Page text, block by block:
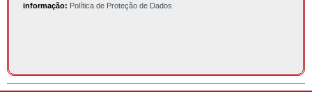
informação: Política de Proteção de Dados